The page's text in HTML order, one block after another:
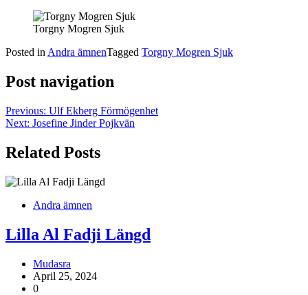
Torgny Mogren Sjuk
Posted in Andra ämnenTagged Torgny Mogren Sjuk
Post navigation
Previous: Ulf Ekberg Förmögenhet
Next: Josefine Jinder Pojkvän
Related Posts
Andra ämnen
Lilla Al Fadji Längd
Mudasra
April 25, 2024
0